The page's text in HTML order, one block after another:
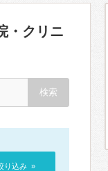
・クリニ
り込み »